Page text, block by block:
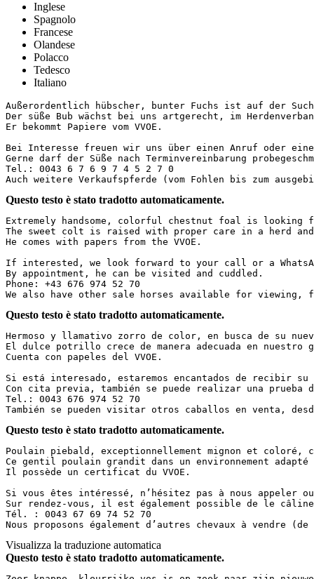
Inglese
Spagnolo
Francese
Olandese
Polacco
Tedesco
Italiano
Außerordentlich hübscher, bunter Fuchs ist auf der
Der süße Bub wächst bei uns artgerecht, im
Er bekommt Papiere vom VVOE.
Bei Interesse freuen wir uns über einen Anruf oder
Gerne darf der Süße nach Terminvereinbarung
Tel.: 0043 6 7 6 9 7 4 5 2 7 0
Auch weitere Verkaufspferde (vom Fohlen bis zum
Questo testo è stato tradotto automaticamente.
Extremely handsome, colorful chestnut foal is
The sweet colt is raised with proper care in a herd
He comes with papers from the VVOE.
If interested, we look forward to your call or a
By appointment, he can be visited and cuddled.
Phone: +43 676 974 52 70
We also have other sale horses available for
Questo testo è stato tradotto automaticamente.
Hermoso y llamativo zorro de color, en busca de su
El dulce potrillo crece de manera adecuada en
Cuenta con papeles del VVOE.
Si está interesado, estaremos encantados de recibir su
Con cita previa, también se puede realizar una
Tel.: 0043 676 974 52 70
También se pueden visitar otros caballos en venta,
Questo testo è stato tradotto automaticamente.
Poulain piebald, exceptionnellement mignon et
Ce gentil poulain grandit dans un environnement
Il possède un certificat du VVOE.
Si vous êtes intéressé, n’hésitez pas à nous appeler
Sur rendez-vous, il est également possible de le
Tél. : 0043 67 69 74 52 70
Nous proposons également d’autres chevaux à
Visualizza la traduzione automatica
Questo testo è stato tradotto automaticamente.